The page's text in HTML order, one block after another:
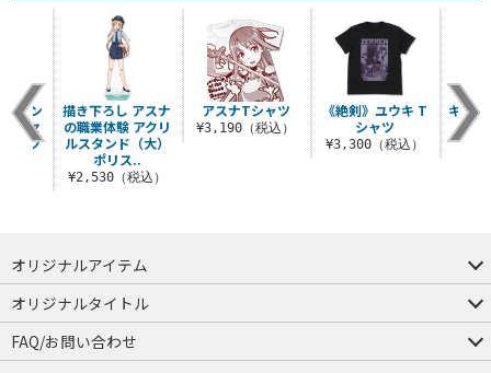
アスナTシャツ
¥3,190（税込）
《絶剣》ユウキ T
シャツ
¥3,300（税込）
キリ
ノン
ーセ
ング
描き下ろし アスナ
の職業体験 アクリ
ルスタンド（大）
ポリス..
¥2,530（税込）
オリジナルアイテム
つままれ
つかまれ
ピョコッテ
オリジナルタイトル
アイテムヤ
ミスカトニック大學購買部
FAQ/お問い合わせ